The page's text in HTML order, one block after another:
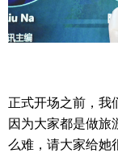
正式开场之前，我
因为大家都是做旅
么难，请大家给她